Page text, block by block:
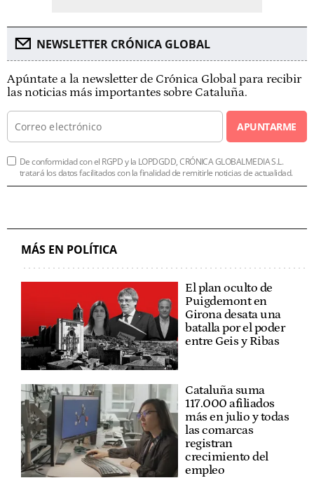
NEWSLETTER CRÓNICA GLOBAL
Apúntate a la newsletter de Crónica Global para recibir
las noticias más importantes sobre Cataluña.
APUNTARME
De conformidad con el RGPD y la LOPDGDD, CRÓNICA GLOBALMEDIA S.L.
tratará los datos facilitados con la finalidad de remitirle noticias de actualidad.
MÁS EN POLÍTICA
El plan oculto de
Puigdemont en
Girona desata una
batalla por el poder
entre Geis y Ribas
Cataluña suma
117.000 afiliados
más en julio y todas
las comarcas
registran
crecimiento del
empleo